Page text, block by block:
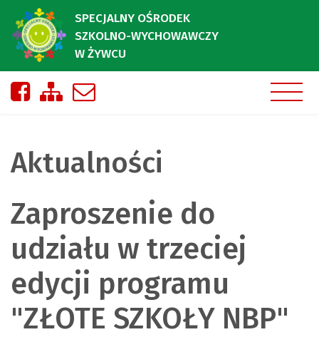
SPECJALNY OŚRODEK
SZKOLNO-WYCHOWAWCZY
W ŻYWCU
Nasza strona na Facebooku
Zobacz mapę strony
Aktualności
Zaproszenie do
udziału w trzeciej
edycji programu
"ZŁOTE SZKOŁY NBP"